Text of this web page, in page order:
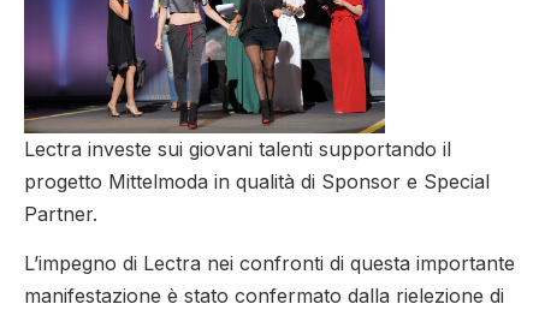
Lectra investe sui giovani talenti supportando il
progetto Mittelmoda in qualità di Sponsor e Special
Partner.
L’impegno di Lectra nei confronti di questa importante
manifestazione è stato confermato dalla rielezione di